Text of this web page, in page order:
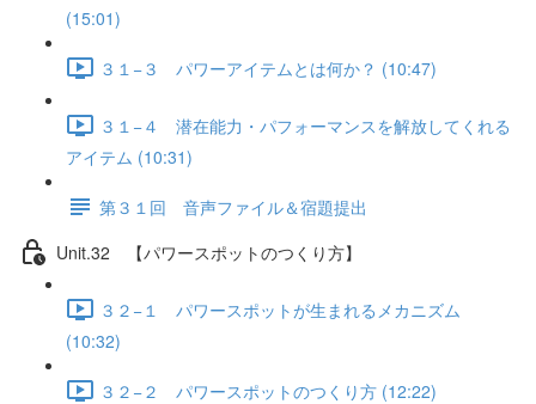
(15:01)
３１−３ パワーアイテムとは何か？ (10:47)
３１−４ 潜在能力・パフォーマンスを解放してくれる
アイテム (10:31)
第３１回 音声ファイル＆宿題提出
Unit.32 【パワースポットのつくり方】
３２−１ パワースポットが生まれるメカニズム
(10:32)
３２−２ パワースポットのつくり方 (12:22)